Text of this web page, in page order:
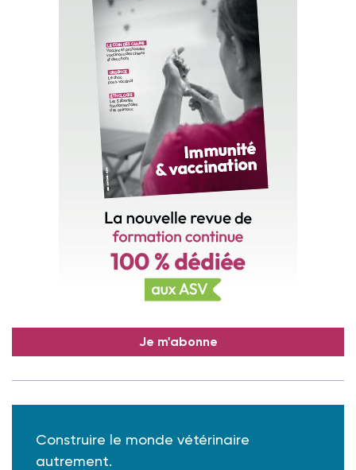
Je m'abonne
Construire le monde vétérinaire
autrement.